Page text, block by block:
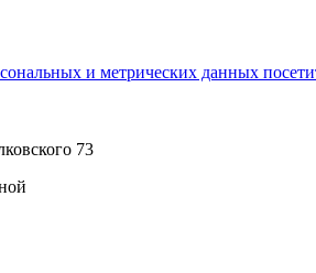
и метрических данных
73